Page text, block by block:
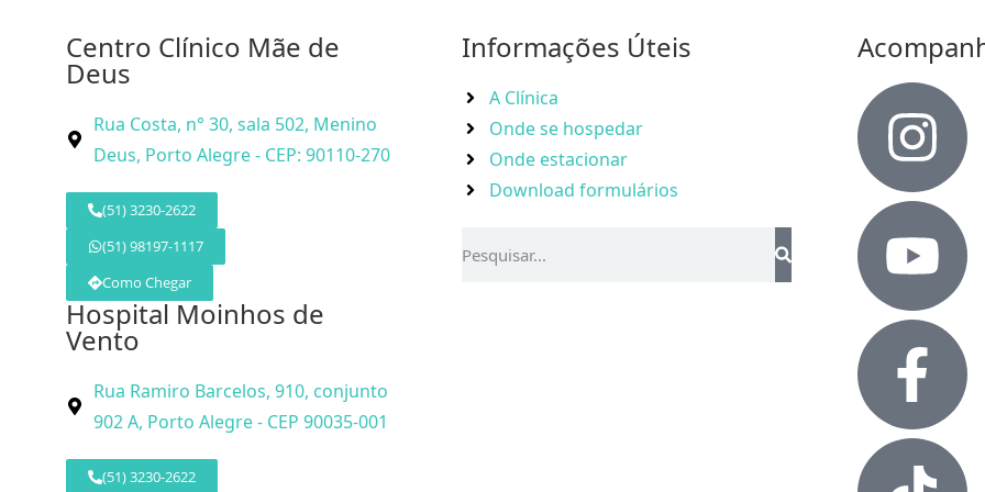
Centro Clínico Mãe de
Deus
Rua Costa, n° 30, sala 502, Menino
Deus, Porto Alegre - CEP: 90110-270
(51) 3230-2622
(51) 98197-1117
Como Chegar
Hospital Moinhos de
Vento
Rua Ramiro Barcelos, 910, conjunto
902 A, Porto Alegre - CEP 90035-001
(51) 3230-2622
Informações Úteis
A Clínica
Onde se hospedar
Onde estacionar
Download formulários